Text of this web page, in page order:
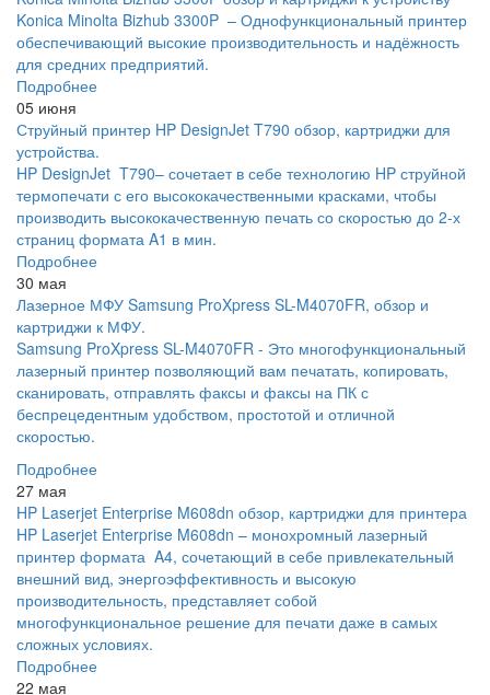
Konica Minolta Bizhub 3300P – Однофункциональный принтер
обеспечивающий высокие производительность и надёжность
для средних предприятий.
Подробнее
05 июня
Струйный принтер HP DesignJet T790 обзор, картриджи для
устройства.
HP DesignJet T790– сочетает в себе технологию HP струйной
термопечати с его высококачественными красками, чтобы
производить высококачественную печать со скоростью до 2-х
страниц формата A1 в мин.
Подробнее
30 мая
Лазерное МФУ Samsung ProXpress SL-M4070FR, обзор и
картриджи к МФУ.
Samsung ProXpress SL-M4070FR - Это многофункциональный
лазерный принтер позволяющий вам печатать, копировать,
сканировать, отправлять факсы и факсы на ПК с
беспрецедентным удобством, простотой и отличной
скоростью.
Подробнее
27 мая
HP Laserjet Enterprise M608dn обзор, картриджи для принтера
HP Laserjet Enterprise M608dn – монохромный лазерный
принтер формата A4, сочетающий в себе привлекательный
внешний вид, энергоэффективность и высокую
производительность, представляет собой
многофункциональное решение для печати даже в самых
сложных условиях.
Подробнее
22 мая